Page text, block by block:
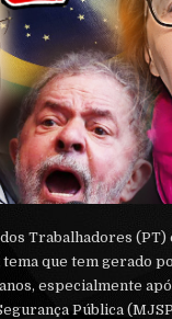
Trabalhadores (PT)
que tem gerado
especialmente
Pública